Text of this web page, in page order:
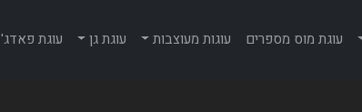
עוגת מוס מספרים עוגות מעוצבות עוגת גן עוגת פאדג'